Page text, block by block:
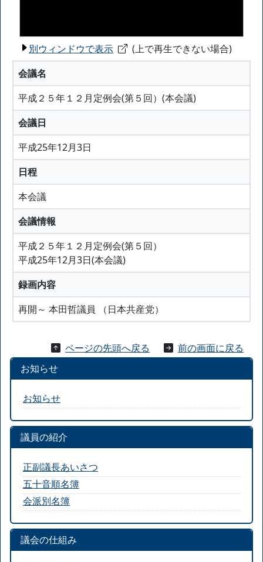
別ウィンドウで表示
(上で再生できない場合)
会議名
平成２５年１２月定例会(第５回）(本会議)
会議日
平成25年12月3日
日程
本会議
会議情報
平成２５年１２月定例会(第５回）
平成25年12月3日(本会議)
録画内容
再開～ 本田哲議員 （日本共産党）
ページの先頭へ戻る
前の画面に戻る
お知らせ
お知らせ
議員の紹介
正副議長あいさつ
五十音順名簿
会派別名簿
議会の仕組み